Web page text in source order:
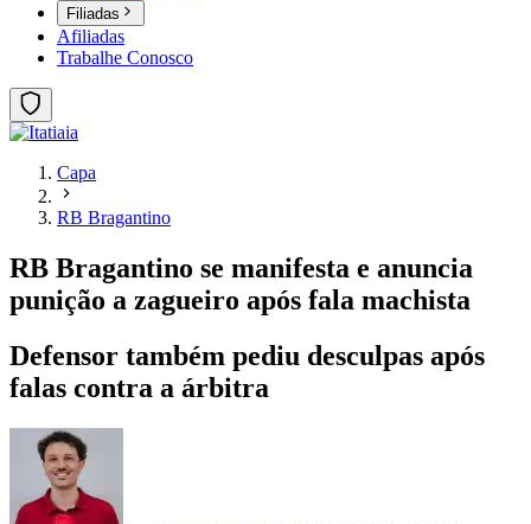
Filiadas
Afiliadas
Trabalhe Conosco
Capa
RB Bragantino
RB Bragantino se manifesta e anuncia
punição a zagueiro após fala machista
Defensor também pediu desculpas após
falas contra a árbitra